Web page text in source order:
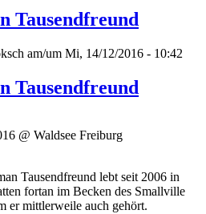
Tausendfreund
am/um Mi, 14/12/2016 - 10:42
Tausendfreund
@ Waldsee Freiburg
Tausendfreund lebt seit 2006 in
fortan im Becken des Smallville
er mittlerweile auch gehört.